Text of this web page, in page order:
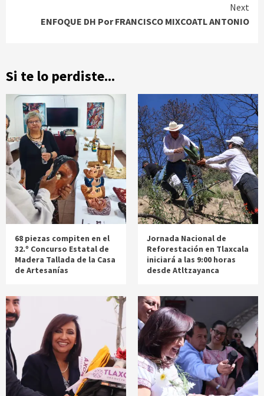
Next
ENFOQUE DH Por FRANCISCO MIXCOATL ANTONIO
Si te lo perdiste...
68 piezas compiten en el
32.º Concurso Estatal de
Madera Tallada de la Casa
de Artesanías
Jornada Nacional de
Reforestación en Tlaxcala
iniciará a las 9:00 horas
desde Atltzayanca